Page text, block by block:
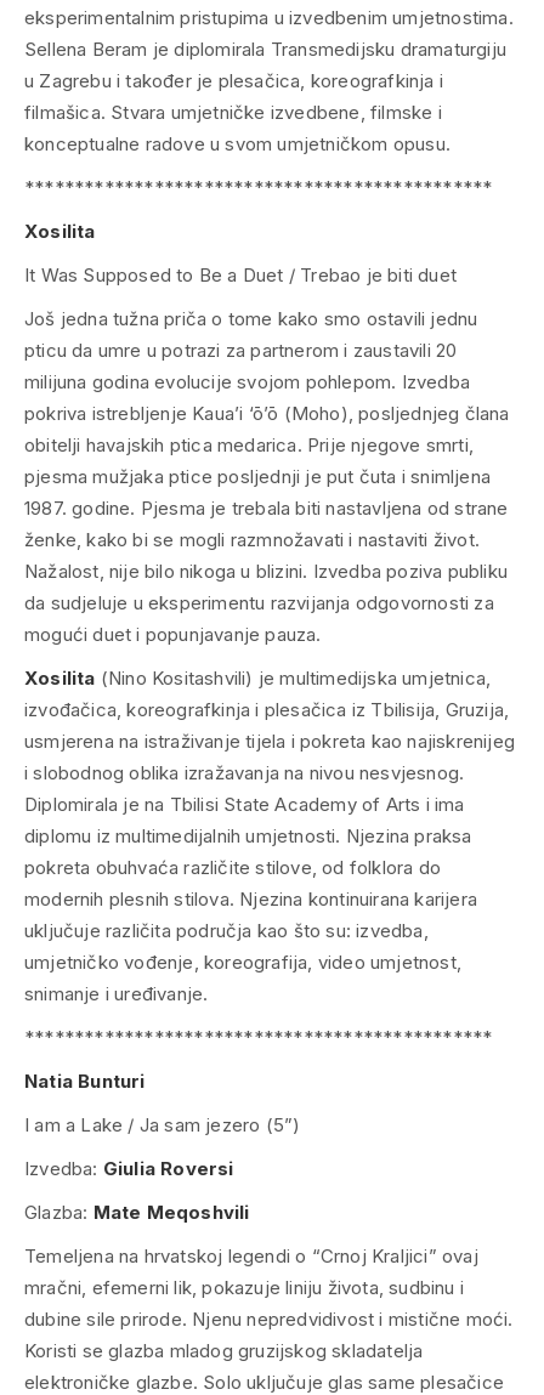
eksperimentalnim pristupima u izvedbenim umjetnostima.
Sellena Beram je diplomirala Transmedijsku dramaturgiju
u Zagrebu i također je plesačica, koreografkinja i
filmašica. Stvara umjetničke izvedbene, filmske i
konceptualne radove u svom umjetničkom opusu.
***********************************************
Xosilita
It Was Supposed to Be a Duet / Trebao je biti duet
Još jedna tužna priča o tome kako smo ostavili jednu
pticu da umre u potrazi za partnerom i zaustavili 20
milijuna godina evolucije svojom pohlepom. Izvedba
pokriva istrebljenje Kaua’i ‘ō’ō (Moho), posljednjeg člana
obitelji havajskih ptica medarica. Prije njegove smrti,
pjesma mužjaka ptice posljednji je put čuta i snimljena
1987. godine. Pjesma je trebala biti nastavljena od strane
ženke, kako bi se mogli razmnožavati i nastaviti život.
Nažalost, nije bilo nikoga u blizini. Izvedba poziva publiku
da sudjeluje u eksperimentu razvijanja odgovornosti za
mogući duet i popunjavanje pauza.
Xosilita (Nino Kositashvili) je multimedijska umjetnica,
izvođačica, koreografkinja i plesačica iz Tbilisija, Gruzija,
usmjerena na istraživanje tijela i pokreta kao najiskrenijeg
i slobodnog oblika izražavanja na nivou nesvjesnog.
Diplomirala je na Tbilisi State Academy of Arts i ima
diplomu iz multimedijalnih umjetnosti. Njezina praksa
pokreta obuhvaća različite stilove, od folklora do
modernih plesnih stilova. Njezina kontinuirana karijera
uključuje različita područja kao što su: izvedba,
umjetničko vođenje, koreografija, video umjetnost,
snimanje i uređivanje.
***********************************************
Natia Bunturi
I am a Lake / Ja sam jezero (5”)
Izvedba: Giulia Roversi
Glazba: Mate Meqoshvili
Temeljena na hrvatskoj legendi o “Crnoj Kraljici” ovaj
mračni, efemerni lik, pokazuje liniju života, sudbinu i
dubine sile prirode. Njenu nepredvidivost i mistične moći.
Koristi se glazba mladog gruzijskog skladatelja
elektroničke glazbe. Solo uključuje glas same plesačice